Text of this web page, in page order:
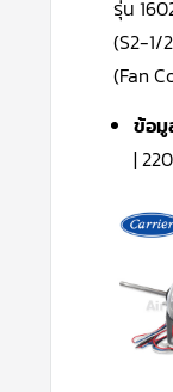
รุ่น
(S2-1/
(Fan
ข้อมู
|